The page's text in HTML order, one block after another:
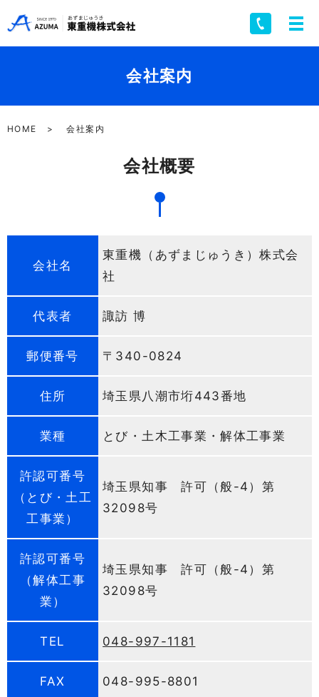
会社案内
HOME 会社案内
会社概要
会社名
東重機（あずまじゅうき）株式会
社
代表者 諏訪 博
郵便番号 〒340-0824
住所 埼玉県八潮市垳443番地
業種 とび・土木工事業・解体工事業
許認可番号
（とび・土工
工事業）
埼玉県知事 許可（般-4）第
32098号
許認可番号
（解体工事
業）
埼玉県知事 許可（般-4）第
32098号
TEL 048-997-1181
FAX 048-995-8801